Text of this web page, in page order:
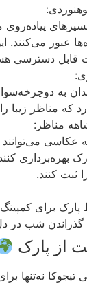
عبور می‌کنند.
قابل دسترسی
به
که مناظر زیبا
مناظر:
عکاسی
بهره‌برداری
ثبت کنند.
پارک برای
گذراندن شب در
از پارک
نه‌تنها